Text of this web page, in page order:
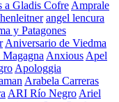
a Gladis Cofre Amprale
angel lencura
y Patagones
Aniversario de Viedma
Anxious Apel
Apologgia
Arabela Carreras
ARI Río Negro Ariel